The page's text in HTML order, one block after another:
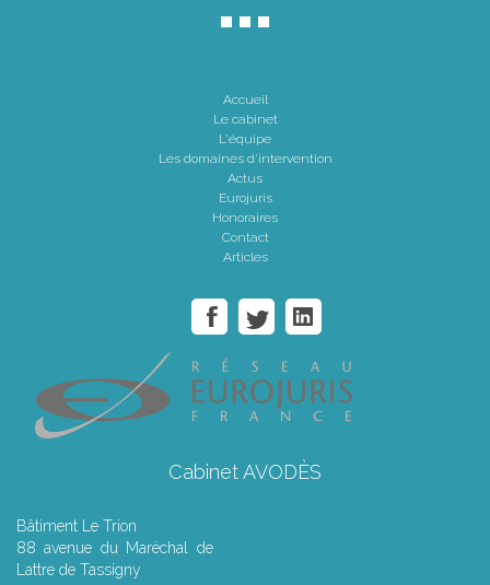
Accueil
Le cabinet
L'équipe
Les domaines d'intervention
Actus
Eurojuris
Honoraires
Contact
Articles
Cabinet AVODÈS
Bâtiment Le Trion
88 avenue du Maréchal de
Lattre de Tassigny